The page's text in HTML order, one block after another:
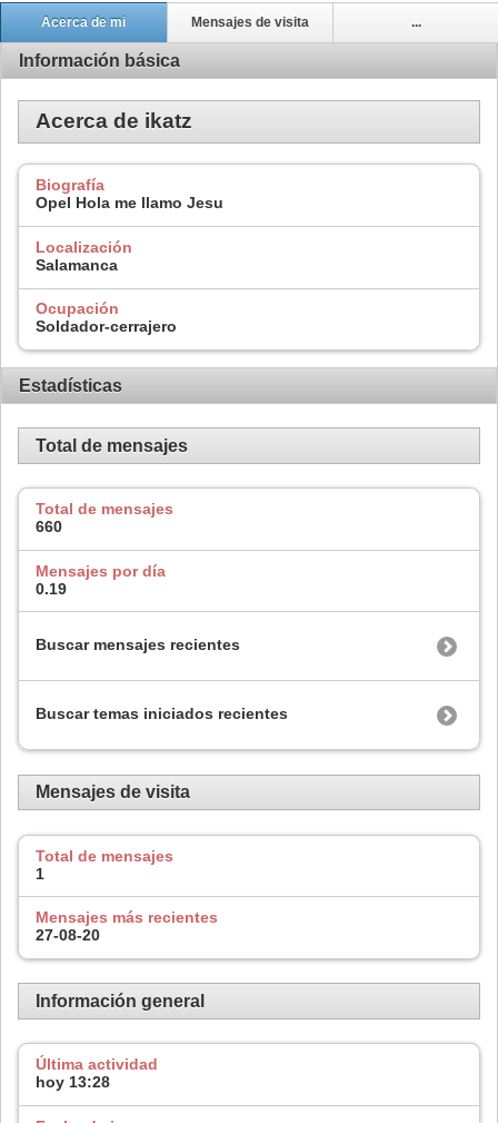
Acerca de mi Mensajes de visita ...
Información básica
Acerca de ikatz
Biografía
Opel Hola me llamo Jesu
Localización
Salamanca
Ocupación
Soldador-cerrajero
Estadísticas
Total de mensajes
Total de mensajes
660
Mensajes por día
0.19
Buscar mensajes recientes
Buscar temas iniciados recientes
Mensajes de visita
Total de mensajes
1
Mensajes más recientes
27-08-20
Información general
Última actividad
hoy 13:28